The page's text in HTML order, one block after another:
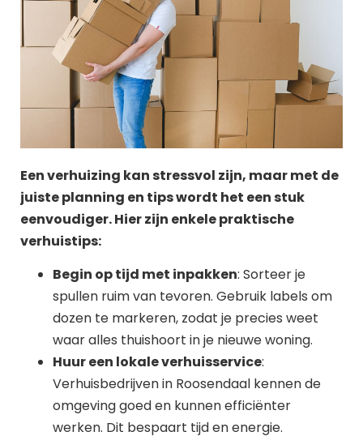
Een verhuizing kan stressvol zijn, maar met de
juiste planning en tips wordt het een stuk
eenvoudiger. Hier zijn enkele praktische
verhuistips:
Begin op tijd met inpakken: Sorteer je
spullen ruim van tevoren. Gebruik labels om
dozen te markeren, zodat je precies weet
waar alles thuishoort in je nieuwe woning.
Huur een lokale verhuisservice:
Verhuisbedrijven in Roosendaal kennen de
omgeving goed en kunnen efficiënter
werken. Dit bespaart tijd en energie.